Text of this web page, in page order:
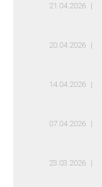
21.04.2026
20.04.2026
14.04.2026
07.04.2026
23.03.2026